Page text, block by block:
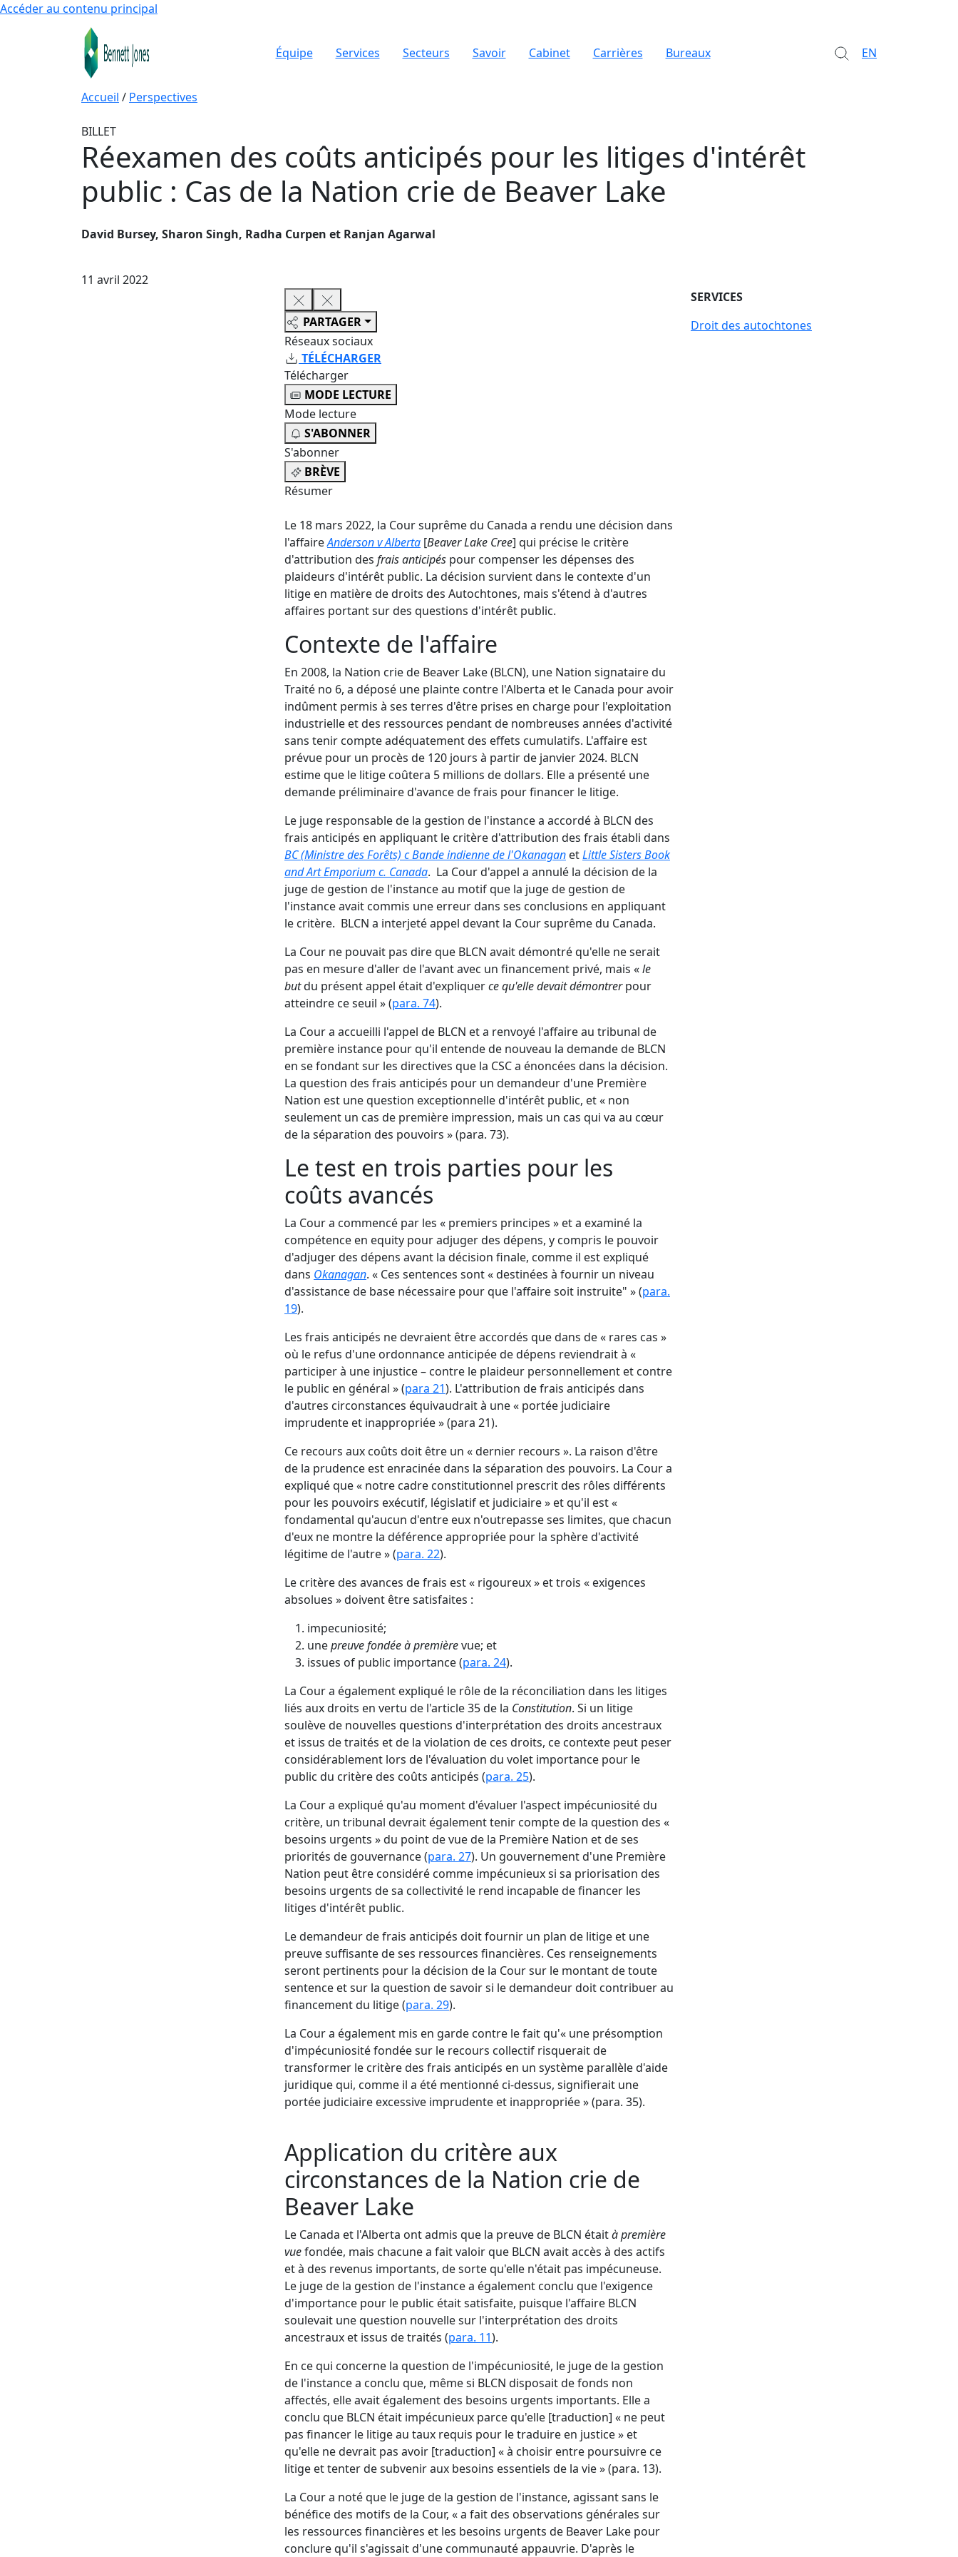
Accéder au contenu principal
Équipe Services Secteurs Savoir Cabinet Carrières Bureaux EN
Accueil / Perspectives
BILLET
Réexamen des coûts anticipés pour les litiges d'intérêt
public : Cas de la Nation crie de Beaver Lake
David Bursey, Sharon Singh, Radha Curpen et Ranjan Agarwal
11 avril 2022
PARTAGER
Réseaux sociaux
TÉLÉCHARGER
Télécharger
MODE LECTURE
Mode lecture
S'ABONNER
S'abonner
BRÈVE
Résumer
Le 18 mars 2022, la Cour suprême du Canada a rendu une décision dans
l'affaireAnderson v Alberta [Beaver Lake Cree] qui précise le critère
d'attribution des frais anticipés pour compenser les dépenses des
plaideurs d'intérêt public. La décision survient dans le contexte d'un
litige en matière de droits des Autochtones, mais s'étend à d'autres
affaires portant sur des questions d'intérêt public.
Contexte de l'affaire
En 2008, la Nation crie de Beaver Lake (BLCN), une Nation signataire du
Traité no 6, a déposé une plainte contre l'Alberta et le Canada pour avoir
indûment permis à ses terres d'être prises en charge pour l'exploitation
industrielle et des ressources pendant de nombreuses années d'activité
sans tenir compte adéquatement des effets cumulatifs. L'affaire est
prévue pour un procès de 120 jours à partir de janvier 2024. BLCN
estime que le litige coûtera 5 millions de dollars. Elle a présenté une
demande préliminaire d'avance de frais pour financer le litige.
Le juge responsable de la gestion de l'instance a accordé à BLCN des
frais anticipés en appliquant le critère d'attribution des frais établi dans
BC (Ministre des Forêts) c Bande indienne de l'Okanagan etLittle Sisters Book
and Art Emporium c. Canada. La Cour d'appel a annulé la décision de la
juge de gestion de l'instance au motif que la juge de gestion de
l'instance avait commis une erreur dans ses conclusions en appliquant
le critère. BLCN a interjeté appel devant la Cour suprême du Canada.
La Cour ne pouvait pas dire que BLCN avait démontré qu'elle ne serait
pas en mesure d'aller de l'avant avec un financement privé, mais «le
butdu présent appel était d'expliquerce qu'elle devait démontrerpour
atteindre ce seuil » (para. 74).
La Cour a accueilli l'appel de BLCN et a renvoyé l'affaire au tribunal de
première instance pour qu'il entende de nouveau la demande de BLCN
en se fondant sur les directives que la CSC a énoncées dans la décision.
La question des frais anticipés pour un demandeur d'une Première
Nation est une question exceptionnelle d'intérêt public, et « non
seulement un cas de première impression, mais un cas qui va au cœur
de la séparation des pouvoirs » (para. 73).
Le test en trois parties pour les
coûts avancés
La Cour a commencé par les « premiers principes » et a examiné la
compétence en equity pour adjuger des dépens, y compris le pouvoir
d'adjuger des dépens avant la décision finale, comme il est expliqué
dans Okanagan. « Ces sentences sont « destinées à fournir un niveau
d'assistance de base nécessaire pour que l'affaire soit instruite" » (para.
19).
Les frais anticipés ne devraient être accordés que dans de « rares cas »
où le refus d'une ordonnance anticipée de dépens reviendrait à «
participer à une injustice – contre le plaideur personnellement et contre
le public en général » (para 21). L'attribution de frais anticipés dans
d'autres circonstances équivaudrait à une « portée judiciaire
imprudente et inappropriée » (para 21).
Ce recours aux coûts doit être un « dernier recours ». La raison d'être
de la prudence est enracinée dans la séparation des pouvoirs. La Cour a
expliqué que « notre cadre constitutionnel prescrit des rôles différents
pour les pouvoirs exécutif, législatif et judiciaire » et qu'il est «
fondamental qu'aucun d'entre eux n'outrepasse ses limites, que chacun
d'eux ne montre la déférence appropriée pour la sphère d'activité
légitime de l'autre » (para. 22).
Le critère des avances de frais est « rigoureux » et trois « exigences
absolues » doivent être satisfaites :
impecuniosité;
unepreuve fondée à premièrevue; et
issues of public importance (para. 24).
La Cour a également expliqué le rôle de la réconciliation dans les litiges
liés aux droits en vertu de l'article 35 de la Constitution. Si un litige
soulève de nouvelles questions d'interprétation des droits ancestraux
et issus de traités et de la violation de ces droits, ce contexte peut peser
considérablement lors de l'évaluation du volet importance pour le
public du critère des coûts anticipés (para. 25).
La Cour a expliqué qu'au moment d'évaluer l'aspect impécuniosité du
critère, un tribunal devrait également tenir compte de la question des «
besoins urgents » du point de vue de la Première Nation et de ses
priorités de gouvernance (para. 27). Un gouvernement d'une Première
Nation peut être considéré comme impécunieux si sa priorisation des
besoins urgents de sa collectivité le rend incapable de financer les
litiges d'intérêt public.
Le demandeur de frais anticipés doit fournir un plan de litige et une
preuve suffisante de ses ressources financières. Ces renseignements
seront pertinents pour la décision de la Cour sur le montant de toute
sentence et sur la question de savoir si le demandeur doit contribuer au
financement du litige (para. 29).
La Cour a également mis en garde contre le fait qu'« une présomption
d'impécuniosité fondée sur le recours collectif risquerait de
transformer le critère des frais anticipés en un système parallèle d'aide
juridique qui, comme il a été mentionné ci-dessus, signifierait une
portée judiciaire excessive imprudente et inappropriée » (para. 35).
Application du critère aux
circonstances de la Nation crie de
Beaver Lake
Le Canada et l'Alberta ont admis que la preuve de BLCN étaità première
vuefondée, mais chacune a fait valoir que BLCN avait accès à des actifs
et à des revenus importants, de sorte qu'elle n'était pas impécuneuse.
Le juge de la gestion de l'instance a également conclu que l'exigence
d'importance pour le public était satisfaite, puisque l'affaire BLCN
soulevait une question nouvelle sur l'interprétation des droits
ancestraux et issus de traités (para. 11).
En ce qui concerne la question de l'impécuniosité, le juge de la gestion
de l'instance a conclu que, même si BLCN disposait de fonds non
affectés, elle avait également des besoins urgents importants. Elle a
conclu que BLCN était impécunieux parce qu'elle [traduction] « ne peut
pas financer le litige au taux requis pour le traduire en justice » et
qu'elle ne devrait pas avoir [traduction] « à choisir entre poursuivre ce
litige et tenter de subvenir aux besoins essentiels de la vie » (para. 13).
La Cour a noté que le juge de la gestion de l'instance, agissant sans le
bénéfice des motifs de la Cour, « a fait des observations générales sur
les ressources financières et les besoins urgents de Beaver Lake pour
conclure qu'il s'agissait d'une communauté appauvrie. D'après le
SERVICES
Droit des autochtones